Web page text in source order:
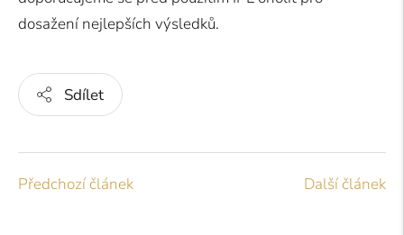
dosažení nejlepších výsledků.
Sdílet
Předchozí článek Další článek